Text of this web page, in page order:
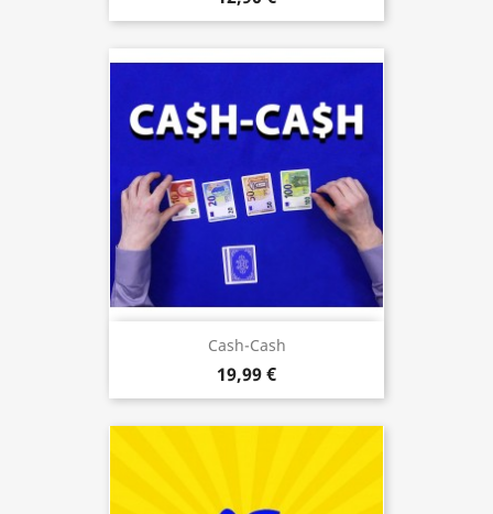
Cash-Cash
19,99 €